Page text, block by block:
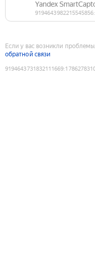
Если у вас возникли
обратной связи
9194643731832111669: